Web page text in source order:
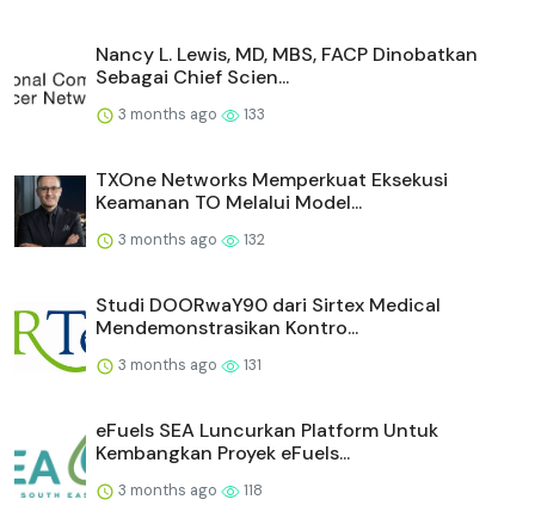
Nancy L. Lewis, MD, MBS, FACP Dinobatkan
Sebagai Chief Scien...
3 months ago 133
TXOne Networks Memperkuat Eksekusi
Keamanan TO Melalui Model...
3 months ago 132
Studi DOORwaY90 dari Sirtex Medical
Mendemonstrasikan Kontro...
3 months ago 131
eFuels SEA Luncurkan Platform Untuk
Kembangkan Proyek eFuels...
3 months ago 118